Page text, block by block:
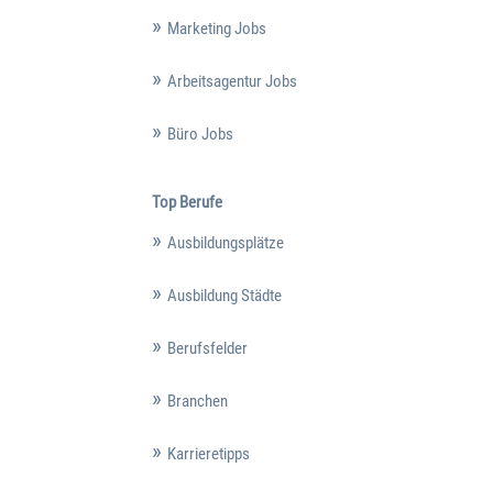
Marketing Jobs
Arbeitsagentur Jobs
Büro Jobs
Top Berufe
Ausbildungsplätze
Ausbildung Städte
Berufsfelder
Branchen
Karrieretipps